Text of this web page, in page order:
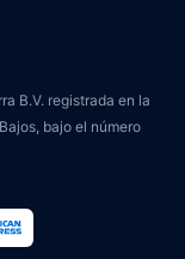
B.V. registrada en la
bajo el número